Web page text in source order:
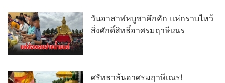
วันอาสาฬหบูชาคึกคัก แห่กราบไหว้
สิ่งศักดิ์สิทธิ์อาศรมฤาษีเณร
ศรัทธาล้นอาศรมฤาษีเณร!